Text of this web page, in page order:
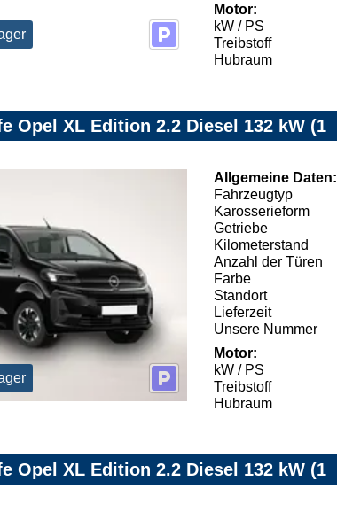
Motor:
kW / PS
Treibstoff
Hubraum
Opel XL Edition 2.2 Diesel 132 kW (1
Allgemeine Daten:
Fahrzeugtyp
Karosserieform
Getriebe
Kilometerstand
Anzahl der Türen
Farbe
Standort
Lieferzeit
Unsere Nummer
Motor:
kW / PS
Treibstoff
Hubraum
Opel XL Edition 2.2 Diesel 132 kW (1